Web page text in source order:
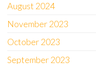
August 2024
November 2023
October 2023
September 2023